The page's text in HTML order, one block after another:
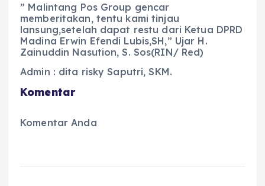
” Malintang Pos Group gencar
memberitakan, tentu kami tinjau
lansung,setelah dapat restu dari Ketua DPRD
Madina Erwin Efendi Lubis,SH,” Ujar H.
Zainuddin Nasution, S. Sos(RIN/ Red)
Admin : dita risky Saputri, SKM.
Komentar
Komentar Anda